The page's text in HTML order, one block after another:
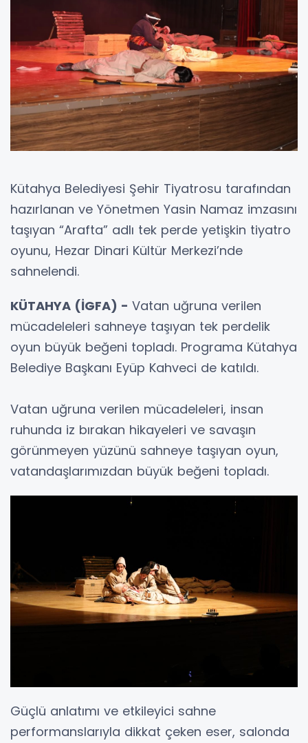
Kütahya Belediyesi Şehir Tiyatrosu tarafından
hazırlanan ve Yönetmen Yasin Namaz imzasını
taşıyan “Arafta” adlı tek perde yetişkin tiyatro
oyunu, Hezar Dinari Kültür Merkezi’nde
sahnelendi.
KÜTAHYA (İGFA) - Vatan uğruna verilen
mücadeleleri sahneye taşıyan tek perdelik
oyun büyük beğeni topladı. Programa Kütahya
Belediye Başkanı Eyüp Kahveci de katıldı.
Vatan uğruna verilen mücadeleleri, insan
ruhunda iz bırakan hikayeleri ve savaşın
görünmeyen yüzünü sahneye taşıyan oyun,
vatandaşlarımızdan büyük beğeni topladı.
Güçlü anlatımı ve etkileyici sahne
performanslarıyla dikkat çeken eser, salonda